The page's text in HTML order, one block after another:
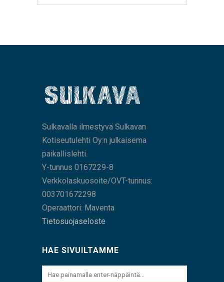
Sulkavalla ilmestyvä Sulkavan
Kotiseutulehti Oy:n julkaisema
paikallislehti.
Y-tunnus 0167229-8
Verkkolaskuosoite/OVT-tunnus:
003701672298
Operaattori: Maventa
Tietosuojaseloste
HAE SIVUILTAMME